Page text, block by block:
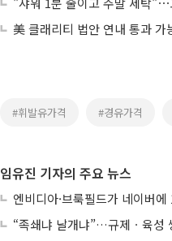
美 클래리티 법안 연내 통과
#휘발유가격 #경유가격
임유진 기자의 주요 뉴스
엔비디아·브룩필드가 네이버
“족쇄냐 날개냐”…규제ㆍ육성